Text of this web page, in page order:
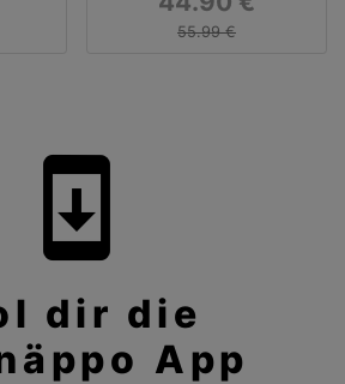
55.99 €
system_update
dir die
App